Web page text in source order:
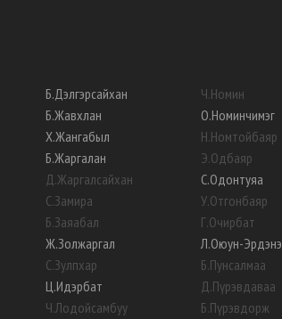
Б.Дэлгэрсайхан
Б.Жавхлан
Х.Жангабыл
Б.Жаргалан
Д.Жаргалсайхан
С.Замира
Б.Заяабал
Ж.Золжаргал
С.Зулпхар
Ц.Идэрбат
Ч.Лодойсамбуу
Ч.Номин
О.Номинчимэг
Н.Номтойбаяр
Э.Одбаяр
С.Одонтуяа
У.Отгонбаяр
Г.Очирбат
Л.Оюун-Эрдэнэ
Б.Пунсалмаа
Д.Пүрэвдаваа
Б.Пүрэвдорж